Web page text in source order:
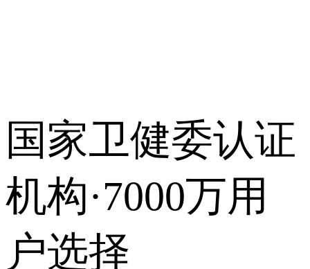
国家卫健委认证
机构·7000万用
户选择